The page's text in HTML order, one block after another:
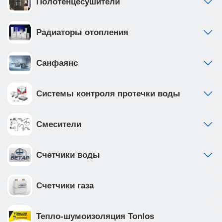
Радиаторы отопления
Санфаянс
Системы контроля протечки воды
Смесители
Счетчики воды
Счетчики газа
Тепло-шумоизоляция Tonlos